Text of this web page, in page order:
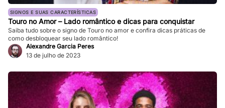
SIGNOS E SUAS CARACTERÍSTICAS
Touro no Amor – Lado romântico e dicas para conquistar
Saiba tudo sobre o signo de Touro no amor e confira dicas práticas de
como desbloquear seu lado romântico!
Alexandre Garcia Peres
13 de julho de 2023